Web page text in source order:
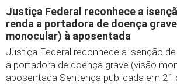
Justiça Federal reconhece a
renda a portadora de doença
monocular) à aposentada
Justiça Federal reconhece a isenção
a portadora de doença grave (visão
aposentada Sentença publicada em 21